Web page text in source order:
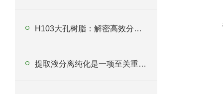
H103大孔树脂：解密高效分离纯化新利器
提取液分离纯化是一项至关重要的技术